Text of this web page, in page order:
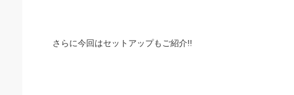
さらに今回はセットアップもご紹介!!